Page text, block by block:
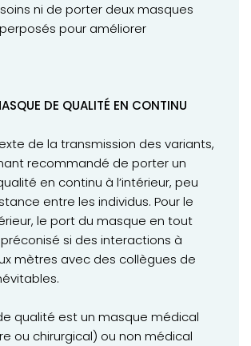
ni de porter deux masques
pour améliorer
DE QUALITÉ EN CONTINU
de la transmission des variants,
recommandé de porter un
en continu à l’intérieur, peu
entre les individus. Pour le
le port du masque en tout
si des interactions à
mètres avec des collègues de
qualité est un masque médical
ou chirurgical) ou non médical